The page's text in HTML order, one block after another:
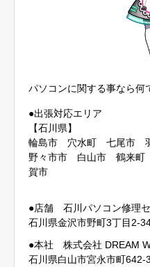
パソコンに関する事なら何
●出張対応エリア
【石川県】
輪島市 穴水町 七尾市
野々市市 白山市 鶴来
賀市
●店舗 石川パソコン修理
石川県金沢市野町3丁目2-
●本社 株式会社 DREAM
石川県白山市宮永市町